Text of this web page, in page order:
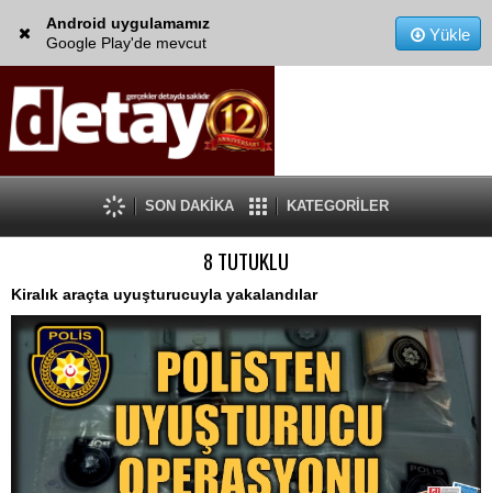
Android uygulamamız
Google Play'de mevcut
Yükle
SON DAKİKA KATEGORİLER
8 TUTUKLU
Kiralık araçta uyuşturucuyla yakalandılar